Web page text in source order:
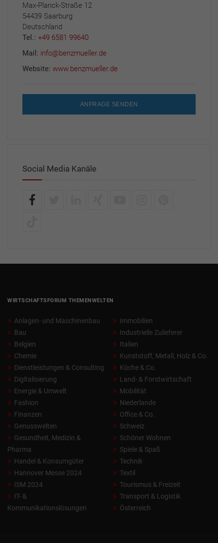
Max-Planck-Straße 12
54439 Saarburg
Deutschland
Tel.: +49 6581 99640
Mail: info@benzmueller.de
Website: www.benzmueller.de
ANFRAGE SENDEN
Social Media Kanäle
WIRTSCHAFTSFORUM THEMENWELTEN
Anlagen- und Maschinenbau
Bau
Belgien
Chemie
Dienstleistungen & Consulting
Digitalisierung
Energie & Umwelt
Fashion
Finanzen
Genusswelten
Gesundheit, Medizin &
Pharma
Handel & Konsumgüter
Hannover Messe 2024
ISM 2024
IT- &
Kommunikationslösungen
Immobilien
Industrielle Zulieferer
Italien
Kunststoff, Metall, Holz & Co.
Küche & Co.
Land- & Forstwirtschaft
Mobilität
Niederlande
Office & Co.
Schweiz
Schöner Wohnen
Spiele & Spaß
Technik
Textil
Tourismus & Freizeit
Transport & Logistik
Österreich